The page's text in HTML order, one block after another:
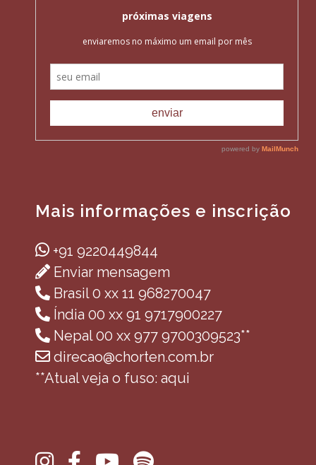
Mais informações e inscrição
+91 9220449844
Enviar mensagem
Brasil 0 xx 11 968270047
Índia 00 xx 91 9717900227
Nepal 00 xx 977 9700309523**
direcao@chorten.com.br
**Atual veja o fuso: aqui